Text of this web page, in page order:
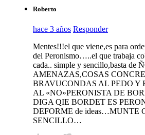
Roberto
hace 3 años Responder
Mentes!!!el que viene,es para
del Peronismo…..el que trabaja
cada.. simple y sencillo,basta de
AMENAZAS,COSAS
BRAVUCONDAS AL PEDO Y
AL «NO»PERONISTA DE
DIGA QIE BORDET ES
DEFORME de ideas…MUNTE
SENCILLO…